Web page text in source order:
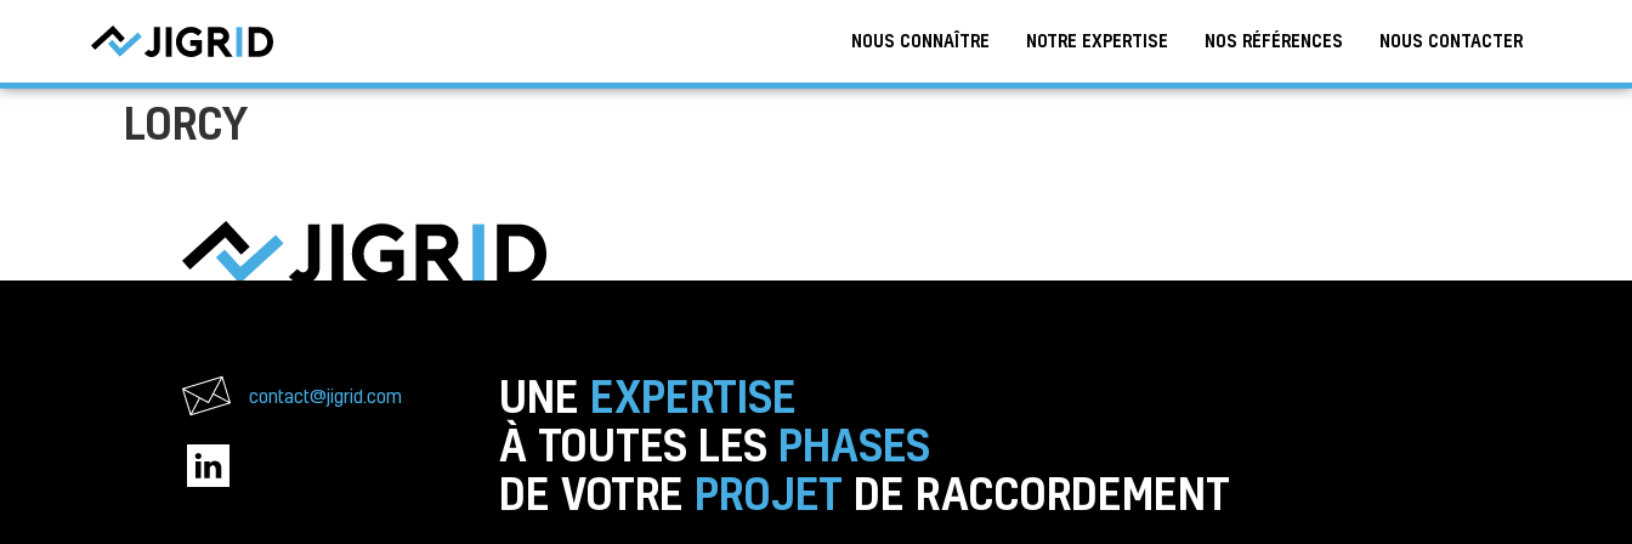
NOUS CONNAÎTRE NOTRE EXPERTISE NOS RÉFÉRENCES NOUS CONTACTER
LORCY
contact@jigrid.com UNE EXPERTISE
À TOUTES LES PHASES
DE VOTRE PROJET DE RACCORDEMENT